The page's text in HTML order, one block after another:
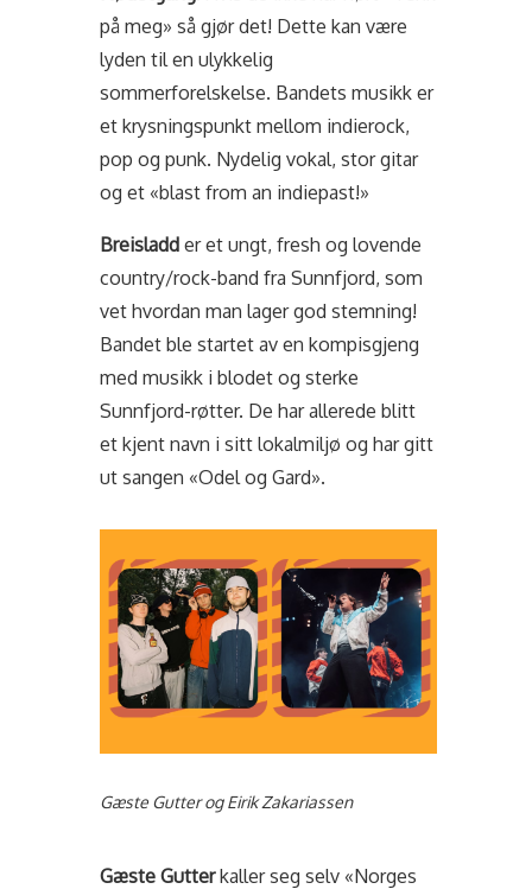
på meg» så gjør det! Dette kan være
lyden til en ulykkelig
sommerforelskelse. Bandets musikk er
et krysningspunkt mellom indierock,
pop og punk. Nydelig vokal, stor gitar
og et «blast from an indiepast!»
Breisladd er et ungt, fresh og lovende
country/rock-band fra Sunnfjord, som
vet hvordan man lager god stemning!
Bandet ble startet av en kompisgjeng
med musikk i blodet og sterke
Sunnfjord-røtter. De har allerede blitt
et kjent navn i sitt lokalmiljø og har gitt
ut sangen «Odel og Gard».
Gæste Gutter og Eirik Zakariassen
Gæste Gutterkaller seg selv «Norges